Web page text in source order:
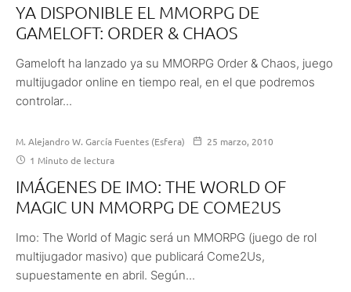
YA DISPONIBLE EL MMORPG DE
GAMELOFT: ORDER & CHAOS
Gameloft ha lanzado ya su MMORPG Order & Chaos, juego
multijugador online en tiempo real, en el que podremos
controlar...
M. Alejandro W. García Fuentes (Esfera)
25 marzo, 2010
1 Minuto de lectura
IMÁGENES DE IMO: THE WORLD OF
MAGIC UN MMORPG DE COME2US
Imo: The World of Magic será un MMORPG (juego de rol
multijugador masivo) que publicará Come2Us,
supuestamente en abril. Según...